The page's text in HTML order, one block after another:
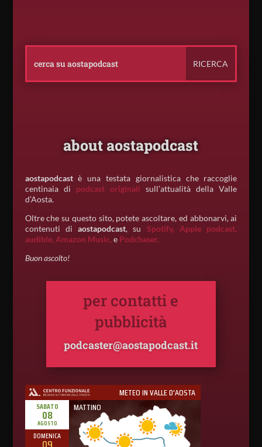
about aostapodcast
aostapodcastè una testata giornalistica che raccoglie
centinaia di podcast originali sull’attualità della Valle
d’Aosta.
Oltre che su questo sito, potete ascoltare, ed abbonarvi, ai
contenuti diaostapodcast, su Spotify, Apple podcast,
audible, Amazon Music,e Podchaser.
Buon ascolto!
per contatti e
pubblicità
podcaster@aostapodcast.it